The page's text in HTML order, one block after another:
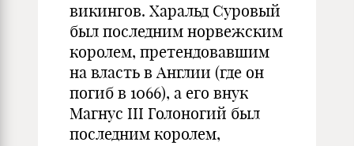
викингов. Харальд Суровый
был последним норвежским
королем, претендовавшим
на власть в Англии (где он
погиб в 1066), а его внук
Магнус III Голоногий был
последним королем,